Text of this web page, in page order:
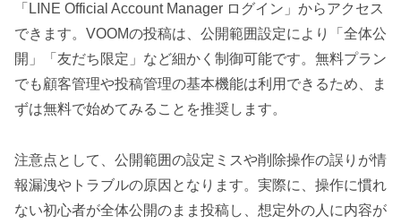
「LINE Official Account Manager ログイン」からアクセス
できます。VOOMの投稿は、公開範囲設定により「全体公
開」「友だち限定」など細かく制御可能です。無料プラン
でも顧客管理や投稿管理の基本機能は利用できるため、ま
ずは無料で始めてみることを推奨します。
注意点として、公開範囲の設定ミスや削除操作の誤りが情
報漏洩やトラブルの原因となります。実際に、操作に慣れ
ない初心者が全体公開のまま投稿し、想定外の人に内容が